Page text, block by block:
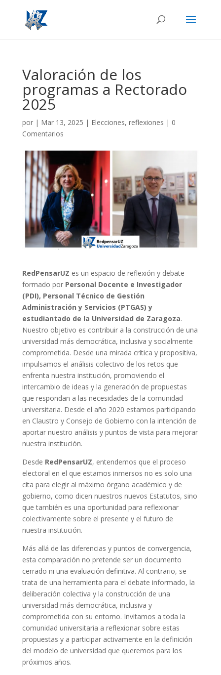
Valoración de los
programas a Rectorado
2025
por | Mar 13, 2025 | Elecciones, reflexiones | 0
Comentarios
RedPensarUZ es un espacio de reflexión y debate
formado por Personal Docente e Investigador
(PDI), Personal Técnico de Gestión
Administración y Servicios (PTGAS) y
estudiantado de la Universidad de Zaragoza.
Nuestro objetivo es contribuir a la construcción de una
universidad más democrática, inclusiva y socialmente
comprometida. Desde una mirada crítica y propositiva,
impulsamos el análisis colectivo de los retos que
enfrenta nuestra institución, promoviendo el
intercambio de ideas y la generación de propuestas
que respondan a las necesidades de la comunidad
universitaria. Desde el año 2020 estamos participando
en Claustro y Consejo de Gobierno con la intención de
aportar nuestro análisis y puntos de vista para mejorar
nuestra institución.
Desde RedPensarUZ, entendemos que el proceso
electoral en el que estamos inmersos no es solo una
cita para elegir al máximo órgano académico y de
gobierno, como dicen nuestros nuevos Estatutos, sino
que también es una oportunidad para reflexionar
colectivamente sobre el presente y el futuro de
nuestra institución.
Más allá de las diferencias y puntos de convergencia,
esta comparación no pretende ser un documento
cerrado ni una evaluación definitiva. Al contrario, se
trata de una herramienta para el debate informado, la
deliberación colectiva y la construcción de una
universidad más democrática, inclusiva y
comprometida con su entorno. Invitamos a toda la
comunidad universitaria a reflexionar sobre estas
propuestas y a participar activamente en la definición
del modelo de universidad que queremos para los
próximos años.